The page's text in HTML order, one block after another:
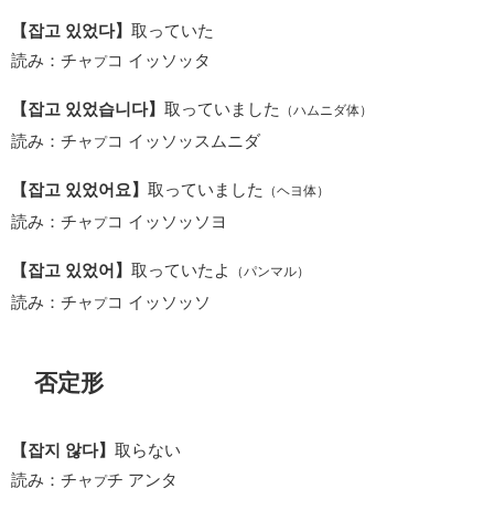
【잡고 있었다】 取っていた
読み：チャ プコ イッソッタ
【잡고 있었습니다】 取っていました （ハムニダ体）
読み：チャ プコ イッソッスムニダ
【잡고 있었어요】 取っていました （ヘヨ体）
読み：チャ プコ イッソッソヨ
【잡고 있었어】 取っていたよ （パンマル）
読み：チャ プコ イッソッソ
否定形
【잡지 않다】 取らない
読み：チャ プチ アンタ